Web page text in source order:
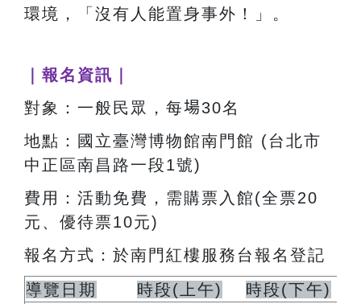
環境，「沒有人能置身事外！」。
｜報名資訊｜
對象：一般民眾，每場30名
地點：國立臺灣博物館南門館 (台北市
中正區南昌路一段1號)
費用：活動免費，需購票入館(全票20
元、優待票10元)
報名方式：於南門紅樓服務台報名登記
導覽日期
時段( 上午) 時段(下午)